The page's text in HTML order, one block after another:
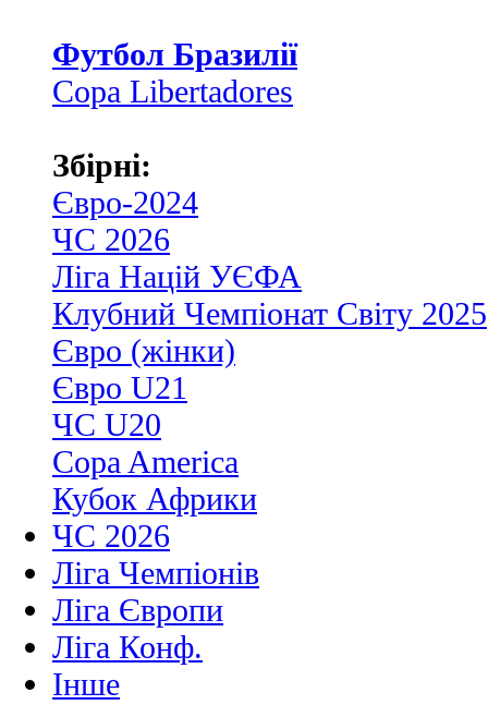
Футбол Бразилії
Copa Libertadores
Збірні:
Євро-2024
ЧС 2026
Ліга Націй УЄФА
Клубний Чемпіонат Світу 2025
Євро (жінки)
Євро U21
ЧС U20
Copa America
Кубок Африки
ЧС 2026
Ліга Чемпіонів
Ліга Європи
Ліга Конф.
Інше